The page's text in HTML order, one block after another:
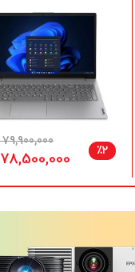
79,900,000 تومان
78,500,000 ٪2